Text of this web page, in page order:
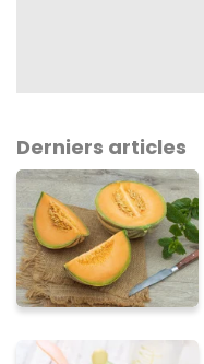
Derniers articles